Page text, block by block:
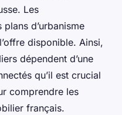
Les
d’urbanisme
disponible. Ainsi,
dépendent d’une
qu’il est crucial
comprendre les
français.